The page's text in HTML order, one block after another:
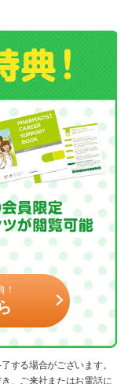
！
する場合がございます。
、ご来社またはお電話に